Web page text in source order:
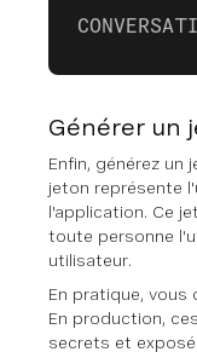
Générer un
Enfin, générez un
jeton représente
l'application. Ce
toute personne
utilisateur.
En pratique, vous
En production,
secrets et